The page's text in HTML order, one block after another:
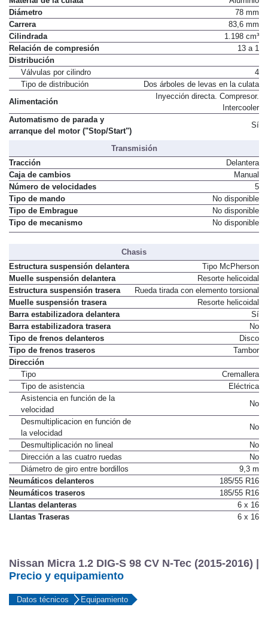
Diámetro
78 mm
Carrera
83,6 mm
Cilindrada
1.198 cm³
Relación de compresión
13 a 1
Distribución
Válvulas por cilindro
4
Tipo de distribución
Dos árboles de levas en la culata
Alimentación
Inyección directa. Compresor.
Intercooler
Automatismo de parada y
arranque del motor ("Stop/Start")
Sí
Transmisión
Tracción
Delantera
Caja de cambios
Manual
Número de velocidades
5
Tipo de mando
No disponible
Tipo de Embrague
No disponible
Tipo de mecanismo
No disponible
Chasis
Estructura suspensión delantera
Tipo McPherson
Muelle suspensión delantera
Resorte helicoidal
Estructura suspensión trasera
Rueda tirada con elemento torsional
Muelle suspensión trasera
Resorte helicoidal
Barra estabilizadora delantera
Sí
Barra estabilizadora trasera
No
Tipo de frenos delanteros
Disco
Tipo de frenos traseros
Tambor
Dirección
Tipo
Cremallera
Tipo de asistencia
Eléctrica
Asistencia en función de la
velocidad
No
Desmultiplicacion en función de
la velocidad
No
Desmultiplicación no lineal
No
Dirección a las cuatro ruedas
No
Diámetro de giro entre bordillos
9,3 m
Neumáticos delanteros
185/55 R16
Neumáticos traseros
185/55 R16
Llantas delanteras
6 x 16
Llantas Traseras
6 x 16
Nissan Micra 1.2 DIG-S 98 CV N-Tec (2015-2016) |
Precio y equipamiento
Datos técnicos Equipamiento